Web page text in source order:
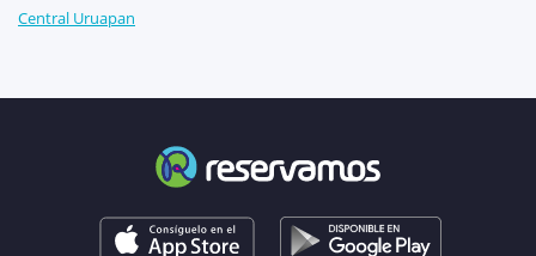
Central Uruapan